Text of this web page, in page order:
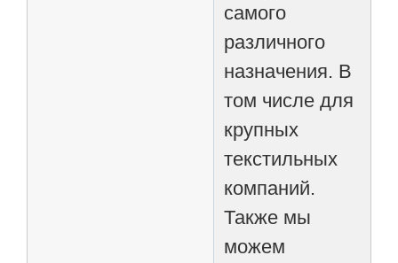
самого
различного
назначения. В
том числе для
крупных
текстильных
компаний.
Также мы
можем